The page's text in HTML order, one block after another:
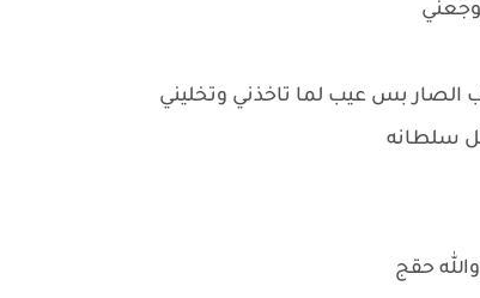
الصار بس عيب لما تاخذني وتخليني
سلطانه
حقج